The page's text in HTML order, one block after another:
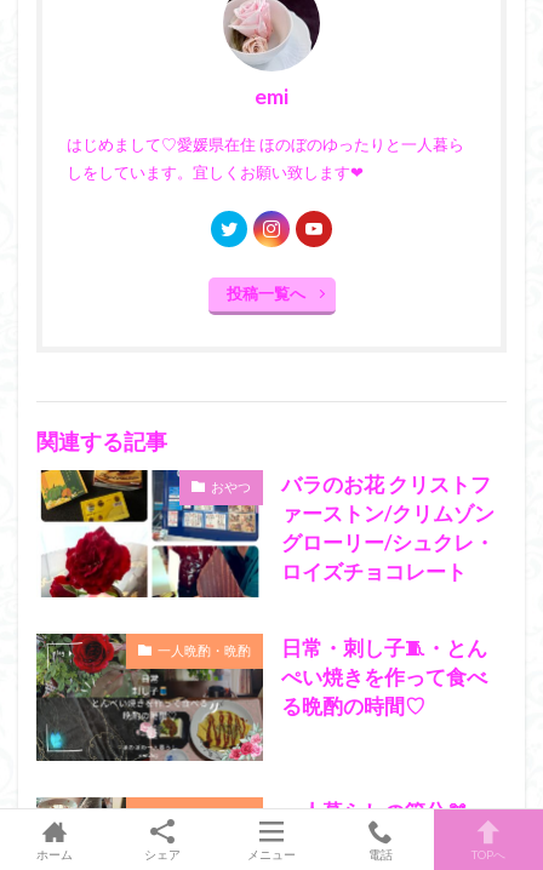
emi
はじめまして♡愛媛県在住 ほのぼのゆったりと一人暮ら
しをしています。宜しくお願い致します❤︎
投稿一覧へ
関連する記事
おやつ
バラのお花 クリストフ
ァーストン/クリムゾン
グローリー/シュクレ・
ロイズチョコレート
一人晩酌・晩酌
日常・刺し子🧵・とん
ぺい焼きを作って食べ
る晩酌の時間♡
一人晩酌・晩酌
一人暮らしの節分🫘
久々のiHerb🌿商品を購
ホーム シェア メニュー 電話 TOPへ